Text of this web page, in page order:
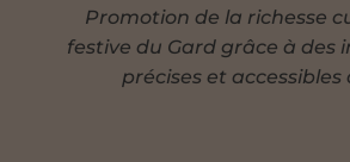
Promotion de la richesse
festive du Gard grâce à des
précises et accessibles